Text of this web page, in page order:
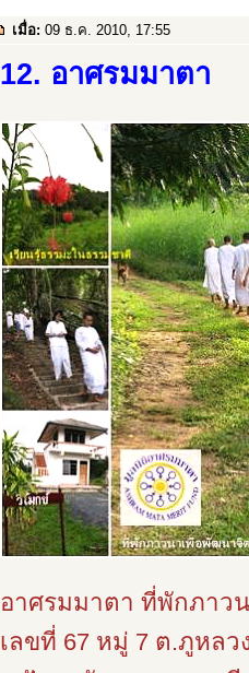
เมื่อ: 09 ธ.ค. 2010, 17:55
12. อาศรมมาตา
อาศรมมาตา ที่พักภาว
เลขที่ 67 หมู่ 7 ต.ภูหลว